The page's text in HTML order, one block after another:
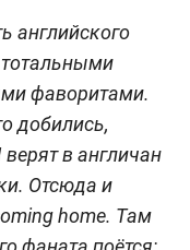
английского
фаворитами.
добились,
в англичан
Отсюда и
home. Там